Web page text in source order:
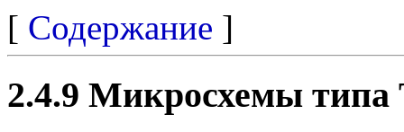
[ Содержание ]
2.4.9 Микросхемы